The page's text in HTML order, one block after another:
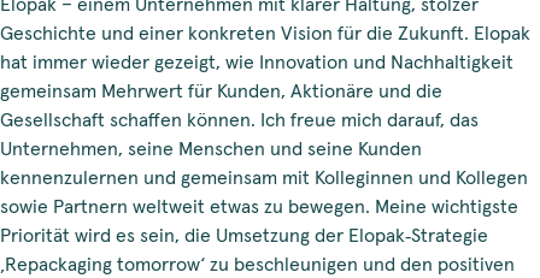
Elopak – einem Unternehmen mit klarer Haltung, stolzer
Geschichte und einer konkreten Vision für die Zukunft. Elopak
hat immer wieder gezeigt, wie Innovation und Nachhaltigkeit
gemeinsam Mehrwert für Kunden, Aktionäre und die
Gesellschaft schaffen können. Ich freue mich darauf, das
Unternehmen, seine Menschen und seine Kunden
kennenzulernen und gemeinsam mit Kolleginnen und Kollegen
sowie Partnern weltweit etwas zu bewegen. Meine wichtigste
Priorität wird es sein, die Umsetzung der Elopak‑Strategie
‚Repackaging tomorrow‘ zu beschleunigen und den positiven